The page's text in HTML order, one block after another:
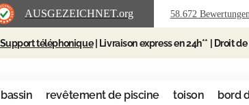
AUSGEZEICHNET.org 58.672 Bewertungen
Support téléphonique| Livraison express en 24h** | Droit
revêtement de piscine toison bord